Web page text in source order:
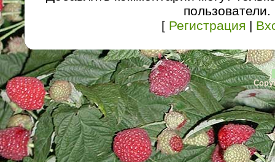
пользователи.
[ Регистрация |